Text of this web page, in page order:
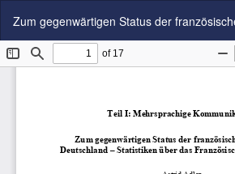
Artikeldetails
zurückkehren